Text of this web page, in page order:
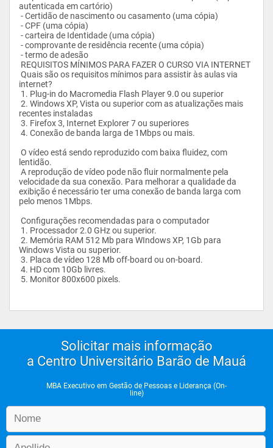
autenticada em cartório)
- Certidão de nascimento ou casamento (uma cópia)
- CPF (uma cópia)
- carteira de Identidade (uma cópia)
- comprovante de residência recente (uma cópia)
- termo de adesão
REQUISITOS MÍNIMOS PARA FAZER O CURSO VIA INTERNET
internet?
1. Plug-in do Macromedia Flash Player 9.0 ou superior
recentes instaladas
3. Firefox 3, Internet Explorer 7 ou superiores
4. Conexão de banda larga de 1Mbps ou mais.
lentidão.
velocidade da sua conexão. Para melhorar a qualidade da
exibição é necessário ter uma conexão de banda larga com
pelo menos 1Mbps.
Configurações recomendadas para o computador
1. Processador 2.0 GHz ou superior.
Windows Vista ou superior.
3. Placa de vídeo 128 Mb off-board ou on-board.
4. HD com 10Gb livres.
5. Monitor 800x600 pixels.
Solicitar mais informação
a Centro Universitário Barão de Mauá
MBA Executivo em Gestão de Pessoas e Liderança (On-
line)